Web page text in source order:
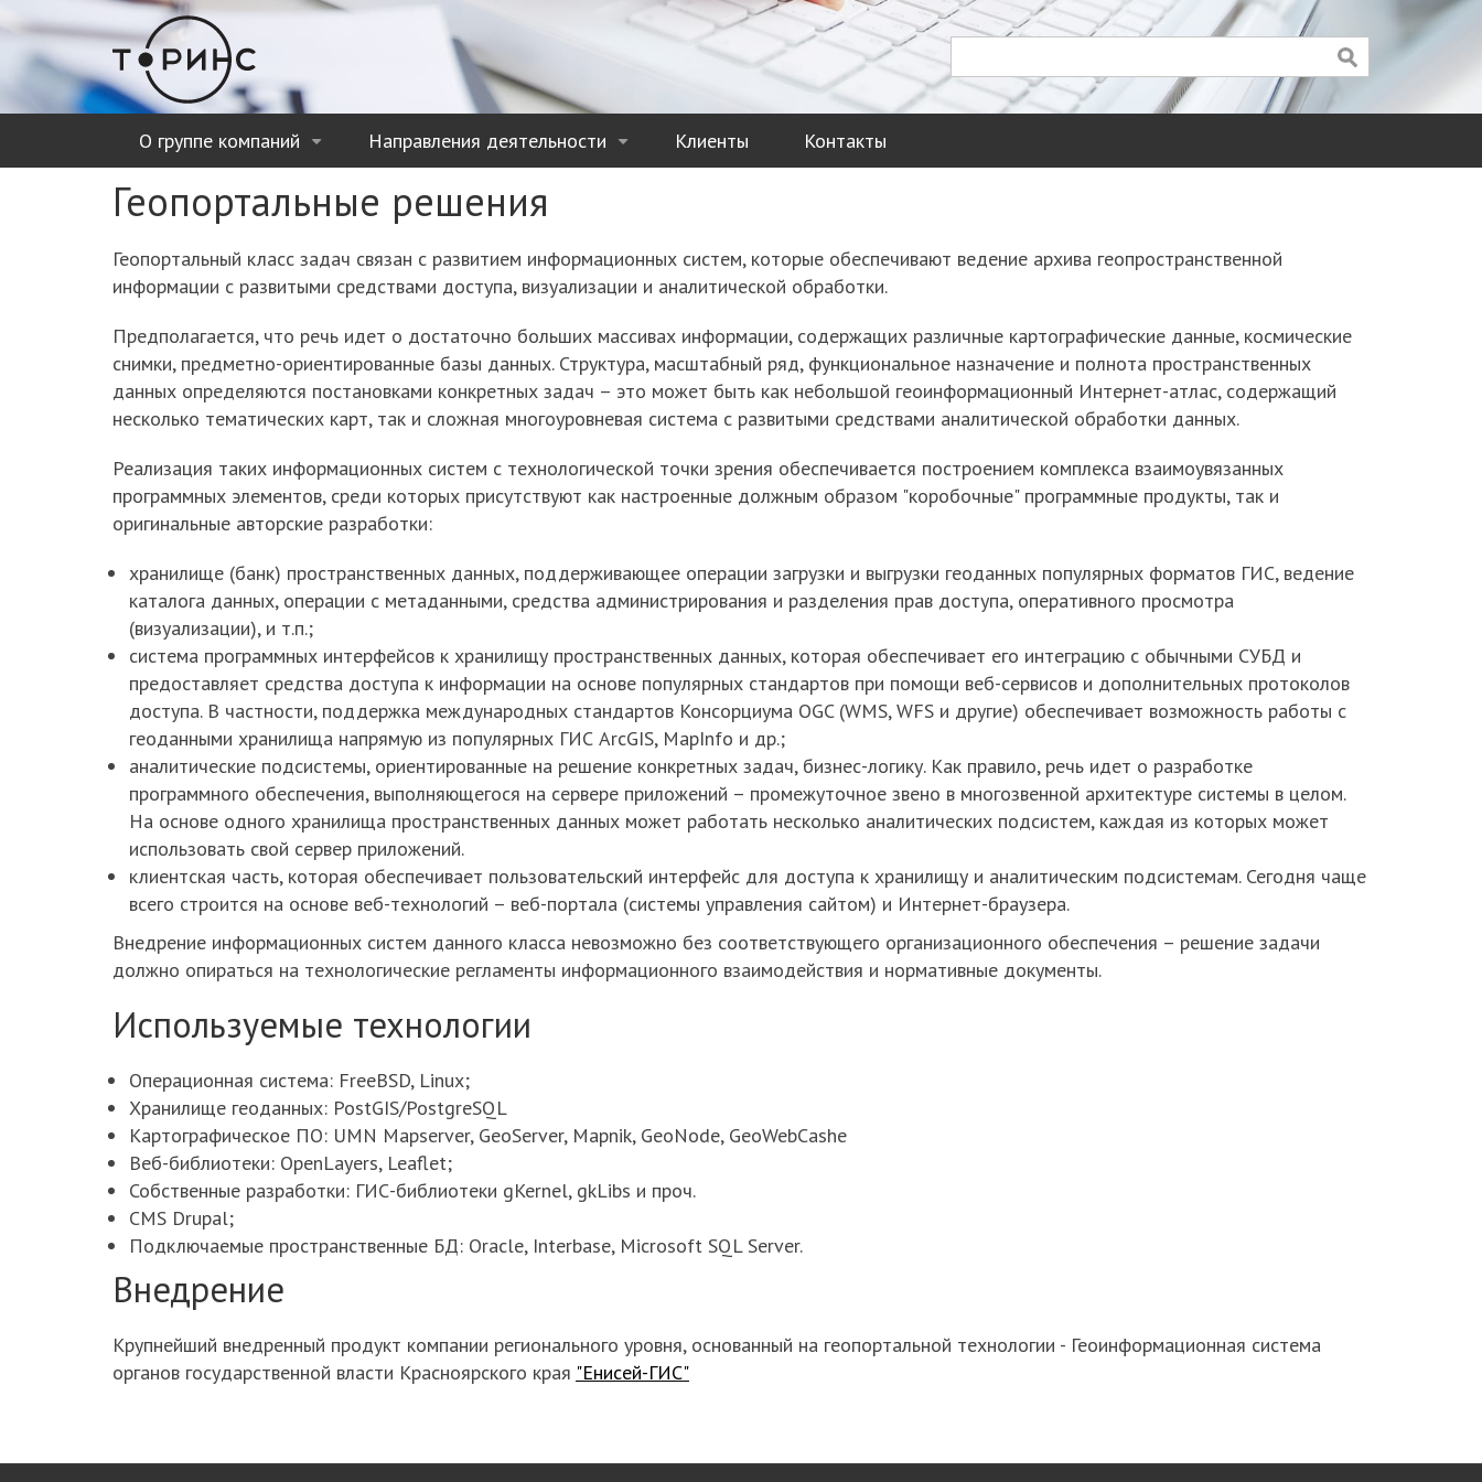
основному
содержанию
Поиск
О группе компаний Направления деятельности Клиенты Контакты
Геопортальные решения
Геопортальный класс задач связан с развитием информационных систем, которые обеспечивают ведение архива геопространственной
информации с развитыми средствами доступа, визуализации и аналитической обработки.
Предполагается, что речь идет о достаточно больших массивах информации, содержащих различные картографические данные, космические
снимки, предметно-ориентированные базы данных. Структура, масштабный ряд, функциональное назначение и полнота пространственных
данных определяются постановками конкретных задач – это может быть как небольшой геоинформационный Интернет-атлас, содержащий
несколько тематических карт, так и сложная многоуровневая система с развитыми средствами аналитической обработки данных.
Реализация таких информационных систем с технологической точки зрения обеспечивается построением комплекса взаимоувязанных
программных элементов, среди которых присутствуют как настроенные должным образом "коробочные" программные продукты, так и
оригинальные авторские разработки:
хранилище (банк) пространственных данных, поддерживающее операции загрузки и выгрузки геоданных популярных форматов ГИС, ведение
каталога данных, операции с метаданными, средства администрирования и разделения прав доступа, оперативного просмотра
(визуализации), и т.п.;
система программных интерфейсов к хранилищу пространственных данных, которая обеспечивает его интеграцию с обычными СУБД и
предоставляет средства доступа к информации на основе популярных стандартов при помощи веб-сервисов и дополнительных протоколов
доступа. В частности, поддержка международных стандартов Консорциума OGC (WMS, WFS и другие) обеспечивает возможность работы с
геоданными хранилища напрямую из популярных ГИС ArcGIS, MapInfo и др.;
аналитические подсистемы, ориентированные на решение конкретных задач, бизнес-логику. Как правило, речь идет о разработке
программного обеспечения, выполняющегося на сервере приложений – промежуточное звено в многозвенной архитектуре системы в целом.
На основе одного хранилища пространственных данных может работать несколько аналитических подсистем, каждая из которых может
использовать свой сервер приложений.
клиентская часть, которая обеспечивает пользовательский интерфейс для доступа к хранилищу и аналитическим подсистемам. Сегодня чаще
всего строится на основе веб-технологий – веб-портала (системы управления сайтом) и Интернет-браузера.
Внедрение информационных систем данного класса невозможно без соответствующего организационного обеспечения – решение задачи
должно опираться на технологические регламенты информационного взаимодействия и нормативные документы.
Используемые технологии
Операционная система: FreeBSD, Linux;
Хранилище геоданных: PostGIS/PostgreSQL
Картографическое ПО: UMN Mapserver, GeoServer, Mapnik, GeoNode, GeoWebCashe
Веб-библиотеки: OpenLayers, Leaflet;
Собственные разработки: ГИС-библиотеки gKernel, gkLibs и проч.
CMS Drupal;
Подключаемые пространственные БД: Oracle, Interbase, Microsoft SQL Server.
Внедрение
Крупнейший внедренный продукт компании регионального уровня, основанный на геопортальной технологии - Геоинформационная система
органов государственной власти Красноярского края "Енисей-ГИС"